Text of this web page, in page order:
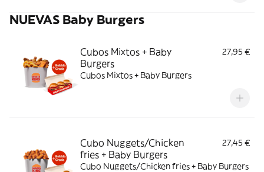
NUEVAS Baby Burgers
Cubos Mixtos + Baby
Burgers
27,95 €
Cubos Mixtos + Baby Burgers
Cubo Nuggets/Chicken
fries + Baby Burgers
27,45 €
Cubo Nuggets/Chicken fries + Baby Burgers